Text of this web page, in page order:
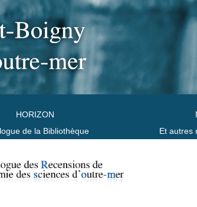
HORIZON
de la Bibliothèque
Et autres